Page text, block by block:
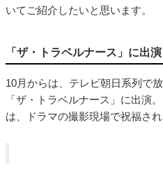
いてご紹介したいと思います。
「ザ・トラベルナース」に出演
10月からは、テレビ朝日系列で
「ザ・トラベルナース」に出演
は、ドラマの撮影現場で祝福さ